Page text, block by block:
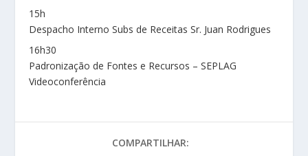
15h
Despacho Interno Subs de Receitas Sr. Juan Rodrigues
16h30
Padronização de Fontes e Recursos – SEPLAG
Videoconferência
COMPARTILHAR: